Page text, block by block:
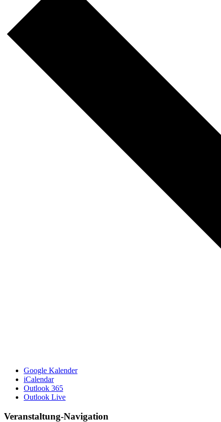
Google Kalender
iCalendar
Outlook 365
Outlook Live
Veranstaltung-Navigation